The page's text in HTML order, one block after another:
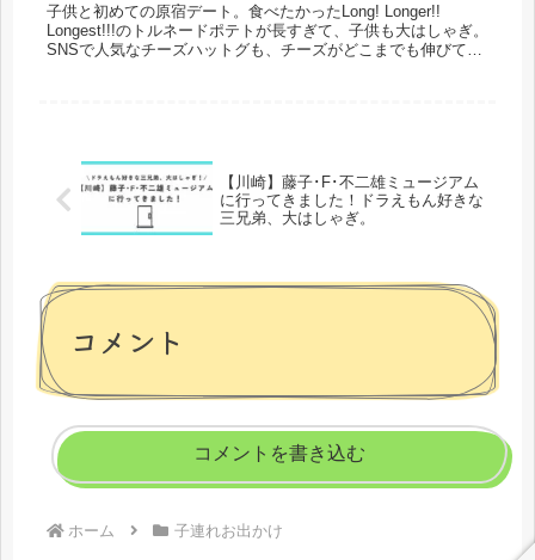
子供と初めての原宿デート。食べたかったLong! Longer!!
Longest!!!のトルネードポテトが長すぎて、子供も大はしゃぎ。
SNSで人気なチーズハットグも、チーズがどこまでも伸びて、
【川崎】藤子･F･不二雄ミュージアム
に行ってきました！ドラえもん好きな
三兄弟、大はしゃぎ。
コメント
コメントを書き込む
ホーム 子連れお出かけ